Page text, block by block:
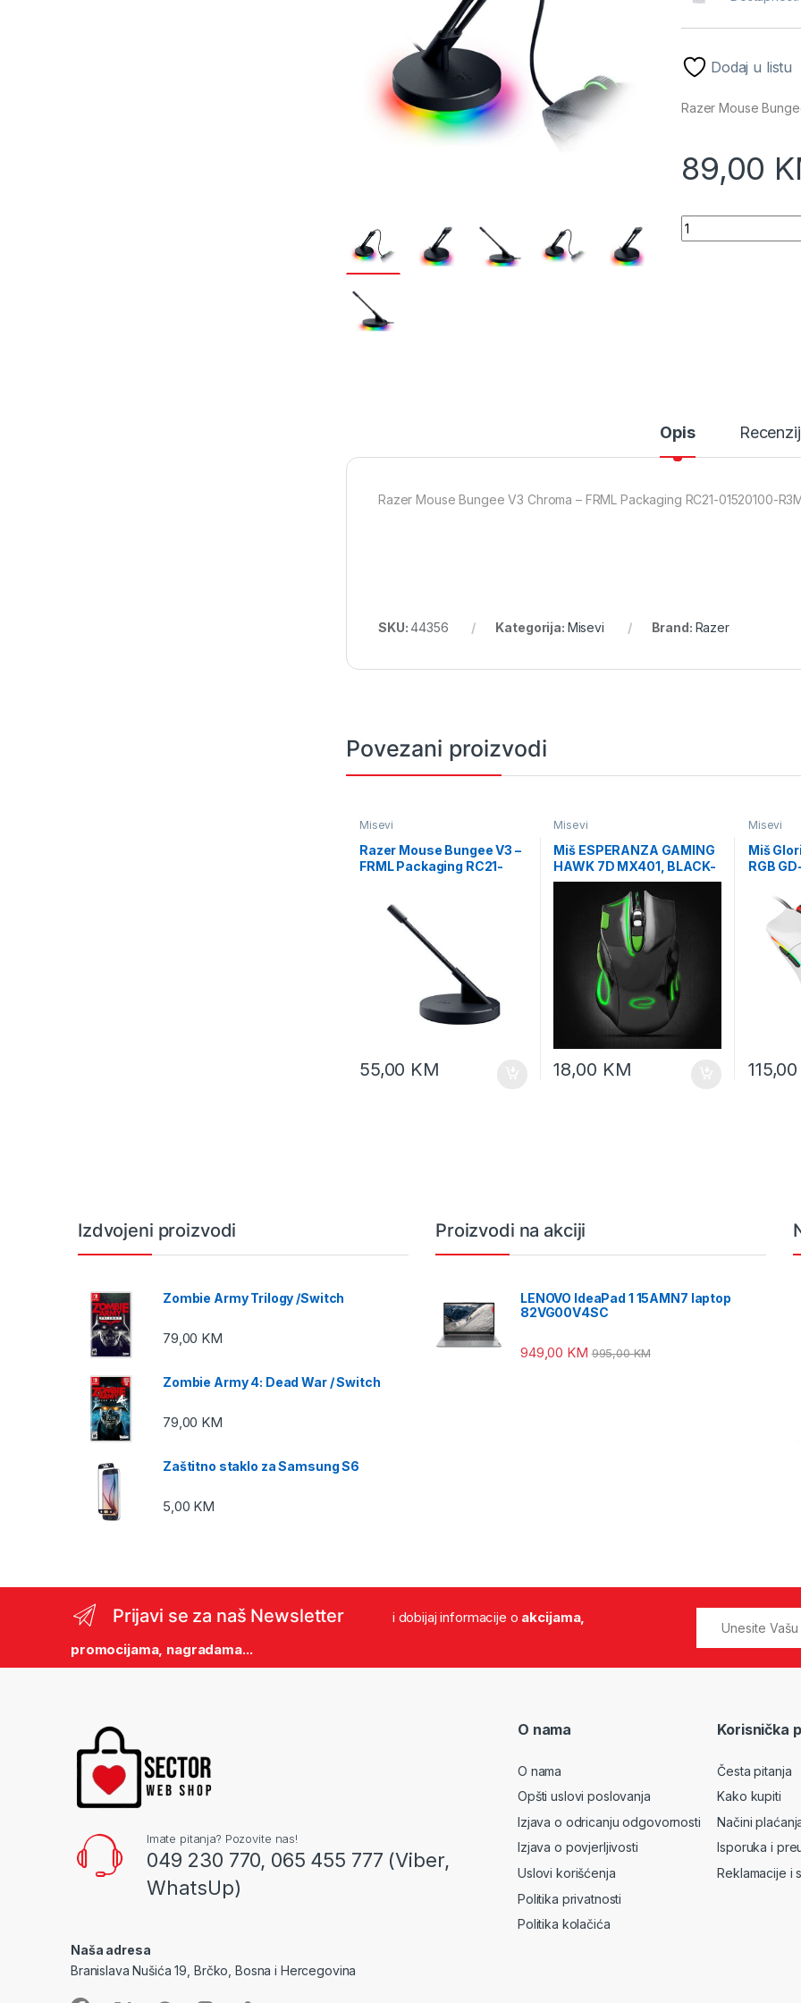
Dodaj u listu
Razer Mouse
89,00
Razer Mouse
Opis
Razer Mouse Bungee V3 Chroma – FRML Packaging RC21-01520100-
SKU:44356 Kategorija: Misevi Brand: Razer
Povezani proizvodi
Misevi
Razer Mouse Bungee V3 –
FRML Packaging RC21-
55,00 KM
Misevi
Miš ESPERANZA GAMING
HAWK 7D MX401, BLACK-
GREEN, 2400dpi, double-
click, ergonomic,
EGM401KG
18,00 KM
Misevi
Miš
RGB
115,00
Izdvojeni proizvodi
Zombie Army Trilogy /Switch
79,00 KM
Zombie Army 4: Dead War / Switch
79,00 KM
Zaštitno staklo za Samsung S6
5,00 KM
Proizvodi na akciji
LENOVO IdeaPad 1 15AMN7 laptop
82VG00V4SC
949,00 KM 995,00KM
Prijavi se za naš Newsletter i dobijaj informacije o akcijama,
promocijama, nagradama...
Imate pitanja? Pozovite nas!
049 230 770, 065 455 777 (Viber,
WhatsUp)
Naša adresa
Branislava Nušića 19, Brčko, Bosna i Hercegovina
O nama
O nama
Opšti uslovi poslovanja
Izjava o odricanju odgovornosti
Izjava o povjerljivosti
Uslovi korišćenja
Politika privatnosti
Politika kolačića
Korisnička
Česta pitanja
Kako kupiti
Načini
Isporuka i
Reklamacije i